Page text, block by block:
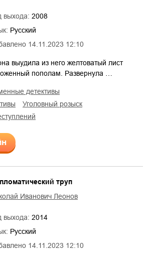
14.11.2023 12:10
выхода: 2008
Русский
выудила из него желтоватый лист
пополам. Развернула …
детективы
уголовный розыск
14.11.2023 12:10
труп
Иванович Леонов
выхода: 2014
Русский